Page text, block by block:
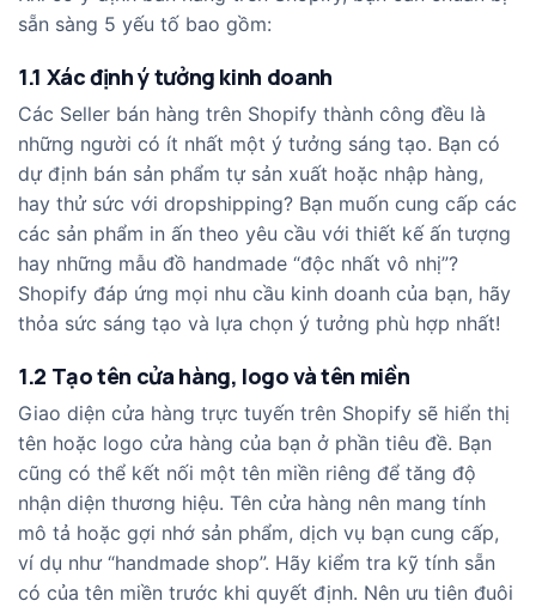
sẵn sàng 5 yếu tố bao gồm:
1.1 Xác định ý tưởng kinh doanh
Các Seller bán hàng trên Shopify thành công đều là
những người có ít nhất một ý tưởng sáng tạo. Bạn có
dự định bán sản phẩm tự sản xuất hoặc nhập hàng,
hay thử sức với dropshipping? Bạn muốn cung cấp các
các sản phẩm in ấn theo yêu cầu với thiết kế ấn tượng
hay những mẫu đồ handmade “độc nhất vô nhị”?
Shopify đáp ứng mọi nhu cầu kinh doanh của bạn, hãy
thỏa sức sáng tạo và lựa chọn ý tưởng phù hợp nhất!
1.2 Tạo tên cửa hàng, logo và tên miền
Giao diện cửa hàng trực tuyến trên Shopify sẽ hiển thị
tên hoặc logo cửa hàng của bạn ở phần tiêu đề. Bạn
cũng có thể kết nối một tên miền riêng để tăng độ
nhận diện thương hiệu. Tên cửa hàng nên mang tính
mô tả hoặc gợi nhớ sản phẩm, dịch vụ bạn cung cấp,
ví dụ như “handmade shop”. Hãy kiểm tra kỹ tính sẵn
có của tên miền trước khi quyết định. Nên ưu tiên đuôi